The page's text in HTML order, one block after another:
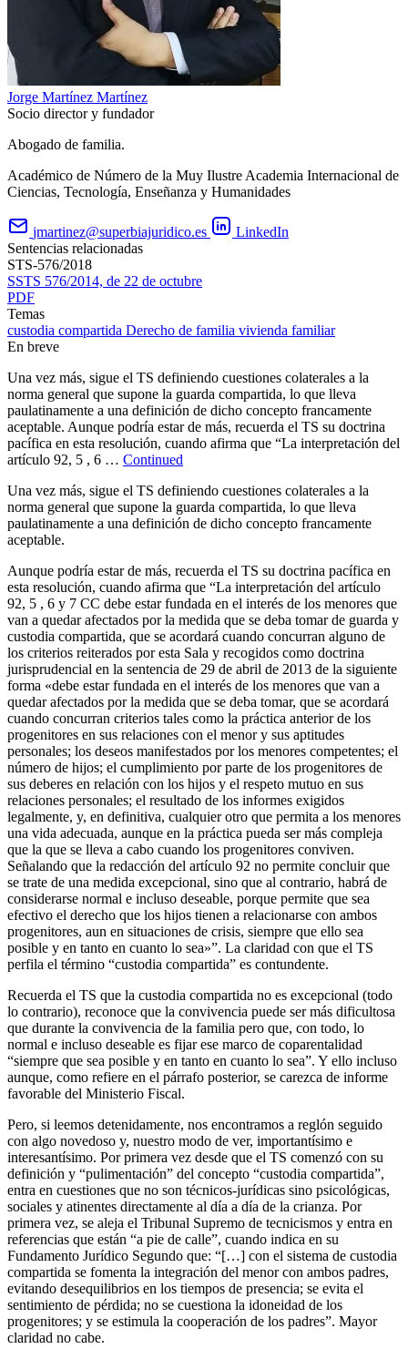
Jorge Martínez Martínez
Socio director y fundador
Abogado de familia.
Académico de Número de la Muy Ilustre Academia Internacional de
Ciencias, Tecnología, Enseñanza y Humanidades
jmartinez@superbiajuridico.es
LinkedIn
Sentencias relacionadas
STS-576/2018
SSTS 576/2014, de 22 de octubre
PDF
Temas
custodia compartida Derecho de familia vivienda familiar
En breve
Una vez más, sigue el TS definiendo cuestiones colaterales a la
norma general que supone la guarda compartida, lo que lleva
paulatinamente a una definición de dicho concepto francamente
aceptable. Aunque podría estar de más, recuerda el TS su doctrina
pacífica en esta resolución, cuando afirma que “La interpretación del
artículo 92, 5 , 6 … Continued
Una vez más, sigue el TS definiendo cuestiones colaterales a la
norma general que supone la guarda compartida, lo que lleva
paulatinamente a una definición de dicho concepto francamente
aceptable.
Aunque podría estar de más, recuerda el TS su doctrina pacífica en
esta resolución, cuando afirma que “La interpretación del artículo
92, 5 , 6 y 7 CC debe estar fundada en el interés de los menores que
van a quedar afectados por la medida que se deba tomar de guarda y
custodia compartida, que se acordará cuando concurran alguno de
los criterios reiterados por esta Sala y recogidos como doctrina
jurisprudencial en la sentencia de 29 de abril de 2013 de la siguiente
forma «debe estar fundada en el interés de los menores que van a
quedar afectados por la medida que se deba tomar, que se acordará
cuando concurran criterios tales como la práctica anterior de los
progenitores en sus relaciones con el menor y sus aptitudes
personales; los deseos manifestados por los menores competentes; el
número de hijos; el cumplimiento por parte de los progenitores de
sus deberes en relación con los hijos y el respeto mutuo en sus
relaciones personales; el resultado de los informes exigidos
legalmente, y, en definitiva, cualquier otro que permita a los menores
una vida adecuada, aunque en la práctica pueda ser más compleja
que la que se lleva a cabo cuando los progenitores conviven.
Señalando que la redacción del artículo 92 no permite concluir que
se trate de una medida excepcional, sino que al contrario, habrá de
considerarse normal e incluso deseable, porque permite que sea
efectivo el derecho que los hijos tienen a relacionarse con ambos
progenitores, aun en situaciones de crisis, siempre que ello sea
posible y en tanto en cuanto lo sea»”. La claridad con que el TS
perfila el término “custodia compartida” es contundente.
Recuerda el TS que la custodia compartida no es excepcional (todo
lo contrario), reconoce que la convivencia puede ser más dificultosa
que durante la convivencia de la familia pero que, con todo, lo
normal e incluso deseable es fijar ese marco de coparentalidad
“siempre que sea posible y en tanto en cuanto lo sea”. Y ello incluso
aunque, como refiere en el párrafo posterior, se carezca de informe
favorable del Ministerio Fiscal.
Pero, si leemos detenidamente, nos encontramos a reglón seguido
con algo novedoso y, nuestro modo de ver, importantísimo e
interesantísimo. Por primera vez desde que el TS comenzó con su
definición y “pulimentación” del concepto “custodia compartida”,
entra en cuestiones que no son técnicos-jurídicas sino psicológicas,
sociales y atinentes directamente al día a día de la crianza. Por
primera vez, se aleja el Tribunal Supremo de tecnicismos y entra en
referencias que están “a pie de calle”, cuando indica en su
Fundamento Jurídico Segundo que: “[…] con el sistema de custodia
compartida se fomenta la integración del menor con ambos padres,
evitando desequilibrios en los tiempos de presencia; se evita el
sentimiento de pérdida; no se cuestiona la idoneidad de los
progenitores; y se estimula la cooperación de los padres”. Mayor
claridad no cabe.